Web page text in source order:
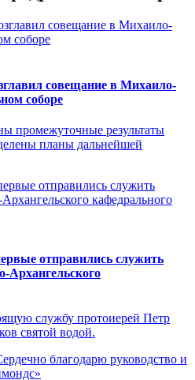
совещание в Михаило-
соборе
промежуточные результаты
планы дальнейшей
отправились служить
Архангельского
службу протоиерей Петр
святой водой.